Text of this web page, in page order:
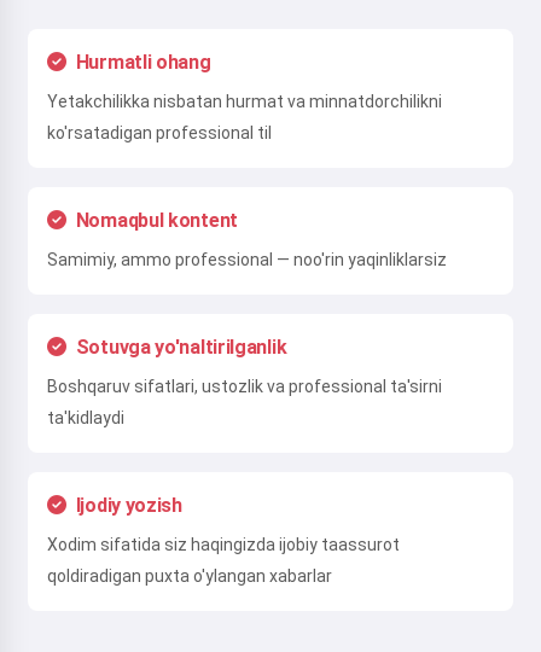
Hurmatli ohang
Yetakchilikka nisbatan hurmat va minnatdorchilikni
ko'rsatadigan professional til
Nomaqbul kontent
Samimiy, ammo professional — noo'rin yaqinliklarsiz
Sotuvga yo'naltirilganlik
Boshqaruv sifatlari, ustozlik va professional ta'sirni
ta'kidlaydi
Ijodiy yozish
Xodim sifatida siz haqingizda ijobiy taassurot
qoldiradigan puxta o'ylangan xabarlar